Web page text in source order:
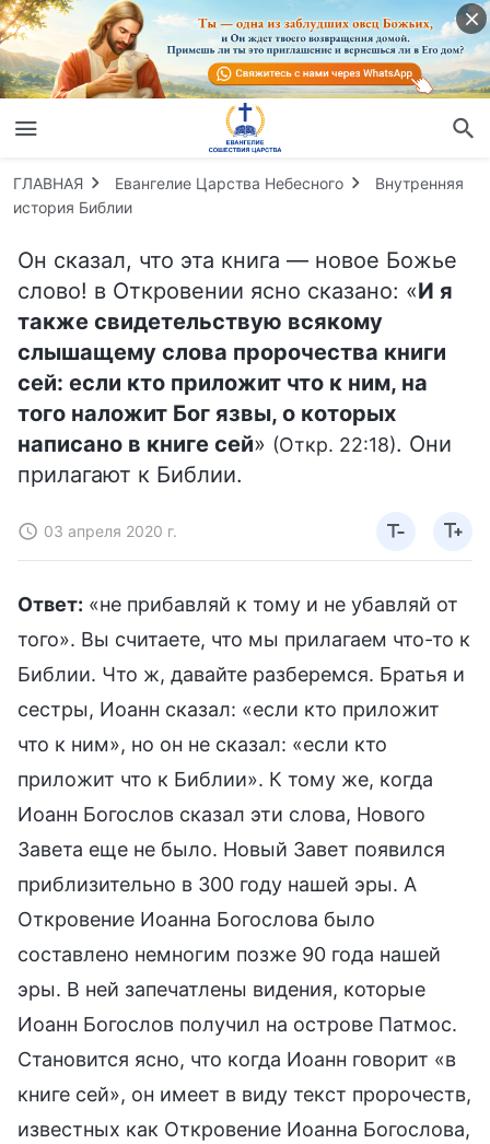
ГЛАВНАЯ Евангелие Царства Небесного
Внутренняя
история Библии
Он сказал, что эта книга — новое Божье
слово! в Откровении ясно сказано: «И я
также свидетельствую всякому
слышащему слова пророчества книги
сей: если кто приложит что к ним, на
того наложит Бог язвы, о которых
написано в книге сей» (Откр. 22:18). Они
прилагают к Библии.
03 апреля 2020 г.
Ответ: «не прибавляй к тому и не убавляй от
того». Вы считаете, что мы прилагаем что-то к
Библии. Что ж, давайте разберемся. Братья и
сестры, Иоанн сказал: «если кто приложит
что к ним», но он не сказал: «если кто
приложит что к Библии». К тому же, когда
Иоанн Богослов сказал эти слова, Нового
Завета еще не было. Новый Завет появился
приблизительно в 300 году нашей эры. А
Откровение Иоанна Богослова было
составлено немногим позже 90 года нашей
эры. В ней запечатлены видения, которые
Иоанн Богослов получил на острове Патмос.
Становится ясно, что когда Иоанн говорит «в
книге сей», он имеет в виду текст пророчеств,
известных как Откровение Иоанна Богослова,